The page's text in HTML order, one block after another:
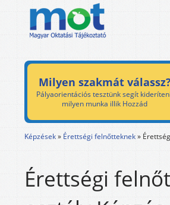
Milyen szakmát válassz?
Pályaorientációs tesztünk segít
milyen munka illik Hozzád
Képzések» Érettségi felnőtteknek»
Érettségi